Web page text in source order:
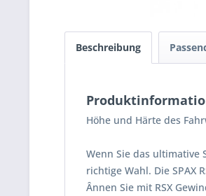
Beschreibung
Höhe und Härte des
Wenn Sie das ultimative
richtige Wahl. Die SPAX
Ânnen Sie mit RSX